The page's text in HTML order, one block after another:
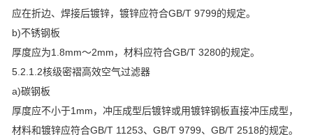
应在折边、焊接后镀锌，镀锌应符合GB/T 9799的规定。
b)不锈钢板
厚度应为1.8mm～2mm，材料应符合GB/T 3280的规定。
5.2.1.2核级密褶高效空气过滤器
a)碳钢板
厚度应不小于1mm，冲压成型后镀锌或用镀锌钢板直接冲压成型，
材料和镀锌应符合GB/T 11253、GB/T 9799、GB/T 2518的规定。